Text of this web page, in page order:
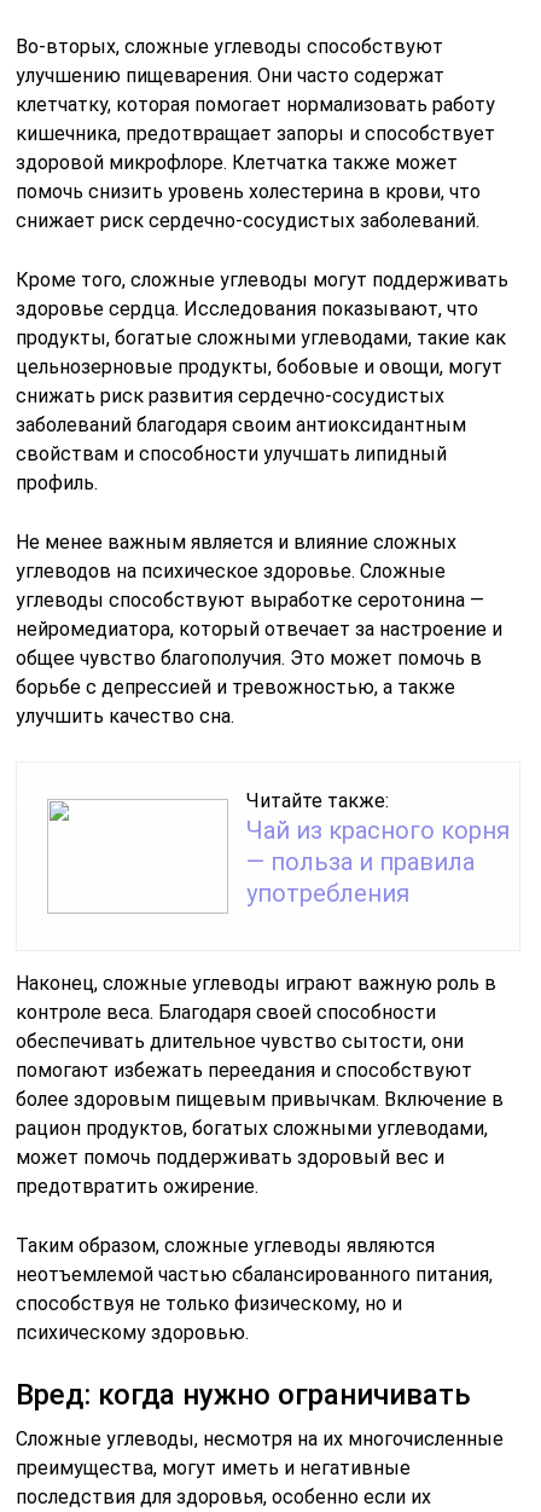
Во-вторых, сложные углеводы способствуют
улучшению пищеварения. Они часто содержат
клетчатку, которая помогает нормализовать работу
кишечника, предотвращает запоры и способствует
здоровой микрофлоре. Клетчатка также может
помочь снизить уровень холестерина в крови, что
снижает риск сердечно-сосудистых заболеваний.
Кроме того, сложные углеводы могут поддерживать
здоровье сердца. Исследования показывают, что
продукты, богатые сложными углеводами, такие как
цельнозерновые продукты, бобовые и овощи, могут
снижать риск развития сердечно-сосудистых
заболеваний благодаря своим антиоксидантным
свойствам и способности улучшать липидный
профиль.
Не менее важным является и влияние сложных
углеводов на психическое здоровье. Сложные
углеводы способствуют выработке серотонина —
нейромедиатора, который отвечает за настроение и
общее чувство благополучия. Это может помочь в
борьбе с депрессией и тревожностью, а также
улучшить качество сна.
Читайте также:
Чай из красного корня
— польза и правила
употребления
Наконец, сложные углеводы играют важную роль в
контроле веса. Благодаря своей способности
обеспечивать длительное чувство сытости, они
помогают избежать переедания и способствуют
более здоровым пищевым привычкам. Включение в
рацион продуктов, богатых сложными углеводами,
может помочь поддерживать здоровый вес и
предотвратить ожирение.
Таким образом, сложные углеводы являются
неотъемлемой частью сбалансированного питания,
способствуя не только физическому, но и
психическому здоровью.
Вред: когда нужно ограничивать
Сложные углеводы, несмотря на их многочисленные
преимущества, могут иметь и негативные
последствия для здоровья, особенно если их